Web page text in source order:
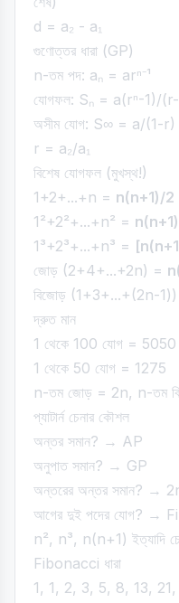
d = a₂ - a₁
গুণোত্তর ধারা (GP)
n-তম পদ: aₙ = arⁿ⁻¹
যোগফল: Sₙ = a(rⁿ-1)/
অসীম যোগ: S∞ = a/(1-r)
r = a₂/a₁
বিশেষ যোগফল (মুখস্থ!)
1+2+...+n = n(n+1)/2
1²+2²+...+n² =
1³+2³+...+n³ =
জোড় (2+4+...+2n) =
বিজোড় (1+3+...+(2n-
দ্রুত মান
1 থেকে 100 যোগ = 5050
1 থেকে 50 যোগ = 1275
n-তম জোড় = 2n, n-তম
প্যাটার্ন চেনার কৌশল
অন্তর সমান? → AP
অনুপাত সমান? → GP
অন্তরের অন্তর সমান? →
আগের দুই পদের যোগ? →
n², n³, n(n+1) ইত্যাদি
Fibonacci ধারা
1, 1, 2, 3, 5, 8, 13,